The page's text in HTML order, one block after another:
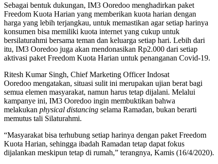
Sebagai bentuk dukungan, IM3 Ooredoo menghadirkan paket
Freedom Kuota Harian yang memberikan kuota harian dengan
harga yang lebih terjangkau, untuk memastikan agar setiap harinya
konsumen bisa memiliki kuota internet yang cukup untuk
bersilaturahmi bersama teman dan keluarga setiap hari. Lebih dari
itu, IM3 Ooredoo juga akan mendonasikan Rp2.000 dari setiap
aktivasi paket Freedom Kuota Harian untuk penanganan Covid-19.
Ritesh Kumar Singh, Chief Marketing Officer Indosat
Ooredoo mengatakan, situasi sulit ini merupakan ujian berat bagi
semua elemen masyarakat, namun harus tetap dijalani. Melalui
kampanye ini, IM3 Ooredoo ingin membuktikan bahwa
melakukan physical distancing selama Ramadan, bukan berarti
memutus tali Silaturahmi.
“Masyarakat bisa terhubung setiap harinya dengan paket Freedom
Kuota Harian, sehingga ibadah Ramadan tetap dapat fokus
dijalankan meskipun tetap di rumah,” terangnya, Kamis (16/4/2020).